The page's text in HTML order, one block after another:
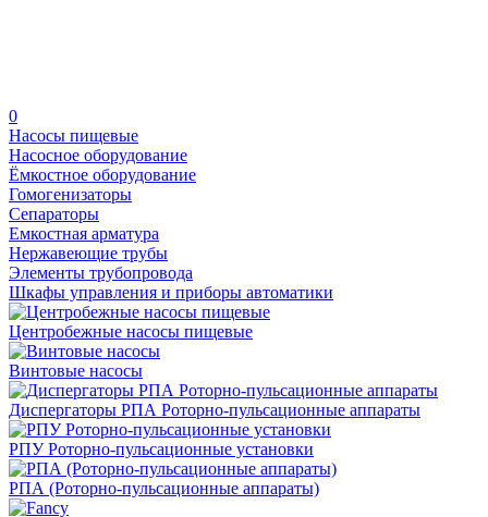
0
Насосы пищевые
Насосное оборудование
Ёмкостное оборудование
Гомогенизаторы
Сепараторы
Емкостная арматура
Нержавеющие трубы
Элементы трубопровода
Шкафы управления и приборы автоматики
Центробежные насосы пищевые
Винтовые насосы
Диспергаторы РПА Роторно-пульсационные аппараты
РПУ Роторно-пульсационные установки
РПА (Роторно-пульсационные аппараты)